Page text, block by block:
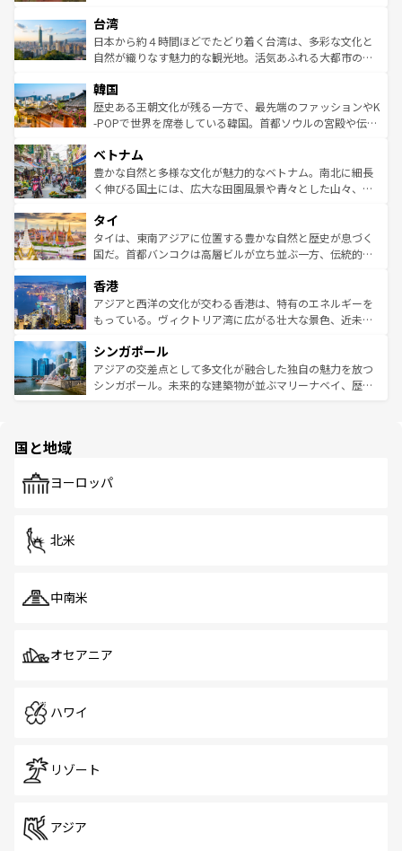
ならではの贅沢な旅のスタイルだ。 なお、新着のアメリカ
情報はコンテンツ一覧を参照してほしい。
れるおもてなしの心で訪れる人々を迎えてくれるハワイの
人々、おいしいローカルフードやハワイアンミュージッ
ク、伝統的なフラダンスなど、すべてがハワイの魅力を彩
ワイを、存分に味わってほしい。 なお、新着のハワイ情報
はコンテンツ一覧を参照してほしい。
リアリーフや大陸中央部にそびえるウルル（エアーズロッ
ク）、タスマニアの美しい原生林やケアンズの熱帯雨林な
ど、見どころがたくさん。また、カフェやワイン、オージ
いる。アクティビティも充実しており、サーフィンやダイ
ビング、ハイキングなど、アウトドア好きにはたまらな
い。オーストラリアの多彩な魅力を存分に味わいつくそ
参照してほしい。
台湾
日本から約４時間ほどでたどり着く台湾は、多彩な文化と
自然が織りなす魅力的な観光地。活気あふれる大都市の台
ン）、静ひつな山岳地帯である台湾東部など、都市の喧騒
と山間の静けさが共存しており、訪れる人に新しい発見と
驚きをもたらしてくれる。また、奥深い台湾の食文化も魅
容にもいいと評判のスイーツなど、バラエティ豊かな料理
が味わえる。 なお、新着の台湾情報は コンテンツ一覧を参
照してほしい。
韓国
歴史ある王朝文化が残る一方で、最先端のファッションやK
-POPで世界を席巻している韓国。首都ソウルの宮殿や伝統
き、地方に足を延ばせば四季折々の自然美を楽しむことが
できる。そして、キムチや焼肉、絶品のストリートフード
まで、さまざまな韓国料理が待っている。夜には、韓国な
リティに包まれながら、韓国の多彩な魅力を心ゆくまで味
わってみてほしい。 なお、新着の韓国情報はコンテンツ一
覧を参照してほしい。
ベトナム
豊かな自然と多様な文化が魅力的なベトナム。南北に細長
く伸びる国土には、広大な田園風景や青々とした山々、世
急速な発展と共に伝統が息づく。ハノイの古い町並みやホ
ーチミン市のフランス統治時代の建物も、独特の雰囲気を
醸し出している。また、バラエティの豊かさとおいしさで
とつ。フォーやバインミー、ベトナムコーヒーなどは、ぜ
ひ現地で味わいたい。どの地域を訪れてもあたたかい人々
が旅行者を迎えてくれるので、きっと忘れられない旅にな
参照してほしい。
タイ
タイは、東南アジアに位置する豊かな自然と歴史が息づく
国だ。首都バンコクは高層ビルが立ち並ぶ一方、伝統的な
の活気が交差している。北部ではチェンマイなどの山岳地
帯で自然と触れ合い、南部ではプーケットやクラビの美し
いビーチでリゾート気分を楽しむことができる。タイ料理
激する。気候は一年中温暖で、どの季節にも異なる楽しみ
が待っている。親しみやすいタイの人々、仏教を中心とし
た文化、そして多様な観光資源が、訪れる旅人を魅了し続
香港
アジアと西洋の文化が交わる香港は、特有のエネルギーを
もっている。ヴィクトリア湾に広がる壮大な景色、近未来
み、どこを訪れても感動するはず。観光スポットが密集し
ており、効率よく見どころを回れるのも魅力。息をのむよ
うな絶景から文化的な体験まで、香港を存分に楽しみ尽く
シンガポール
アジアの交差点として多文化が融合した独自の魅力を放つ
シンガポール。未来的な建築物が並ぶマリーナベイ、歴史
で、ホーカーズは地元の風情を楽しめる外せないスポット
国と地域
ヨーロッパ
北米
中南米
オセアニア
ハワイ
リゾート
アジア